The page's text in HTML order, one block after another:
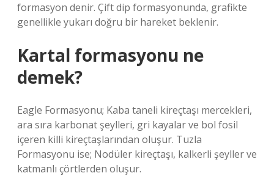
formasyon denir. Çift dip formasyonunda, grafikte
genellikle yukarı doğru bir hareket beklenir.
Kartal formasyonu ne
demek?
Eagle Formasyonu; Kaba taneli kireçtaşı mercekleri,
ara sıra karbonat şeylleri, gri kayalar ve bol fosil
içeren killi kireçtaşlarından oluşur. Tuzla
Formasyonu ise; Nodüler kireçtaşı, kalkerli şeyller ve
katmanlı çörtlerden oluşur.